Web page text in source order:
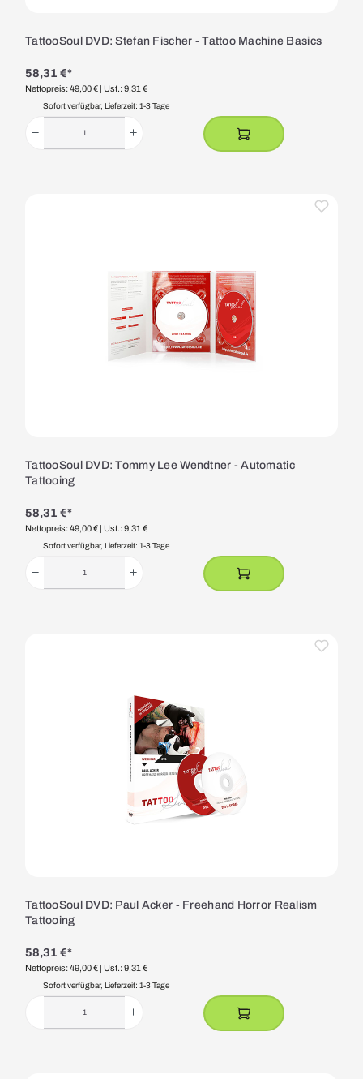
TattooSoul DVD: Stefan Fischer - Tattoo Machine Basics
58,31 €*
Nettopreis: 49,00 € | Ust.: 9,31 €
Sofort verfügbar, Lieferzeit: 1-3 Tage
TattooSoul DVD: Tommy Lee Wendtner - Automatic
Tattooing
58,31 €*
Nettopreis: 49,00 € | Ust.: 9,31 €
Sofort verfügbar, Lieferzeit: 1-3 Tage
TattooSoul DVD: Paul Acker - Freehand Horror Realism
Tattooing
58,31 €*
Nettopreis: 49,00 € | Ust.: 9,31 €
Sofort verfügbar, Lieferzeit: 1-3 Tage